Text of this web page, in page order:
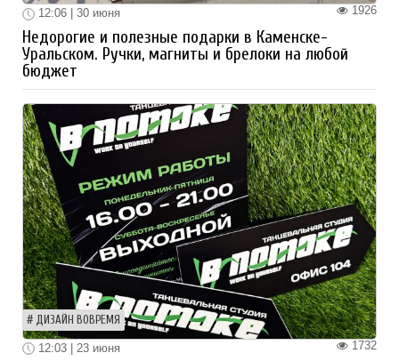
1926
12:06 | 30 июня
Недорогие и полезные подарки в Каменске-
Уральском. Ручки, магниты и брелоки на любой
бюджет
ДИЗАЙН ВОВРЕМЯ
1732
12:03 | 23 июня